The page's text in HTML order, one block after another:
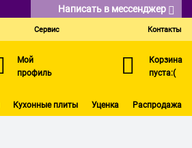
Написать в мессенджер
Сервис Контакты
Мой
профиль
Корзина
пуста:(
Кухонные плиты Уценка Распродажа